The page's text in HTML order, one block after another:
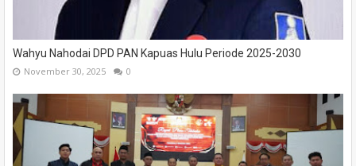
Wahyu Nahodai DPD PAN Kapuas Hulu Periode 2025-2030
November 30, 2025 0